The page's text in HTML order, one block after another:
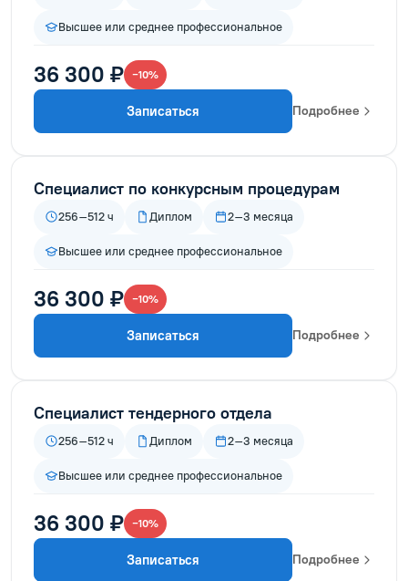
Высшее или среднее профессиональное
36 300 ₽ −10%
Записаться Подробнее
Специалист по конкурсным процедурам
256–512 ч Диплом 2–3 месяца
Высшее или среднее профессиональное
36 300 ₽ −10%
Записаться Подробнее
Специалист тендерного отдела
256–512 ч Диплом 2–3 месяца
Высшее или среднее профессиональное
36 300 ₽ −10%
Записаться Подробнее